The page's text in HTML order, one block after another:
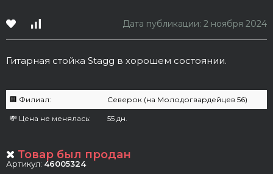
Дата публикации: 2 ноября 2024
Гитарная стойка Stagg в хорошем состоянии.
🏢 Филиал: Северок (на Молодогвардейцев 56)
💸 Цена не менялась: 55 дн.
Товар был продан
Артикул: 46005324